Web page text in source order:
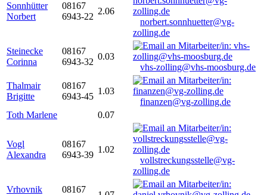
Sonnhütter
Norbert
08167
6943-22
2.06
norbert.sonnhuetter@vg-
zolling.de
Steinecke
Corinna
08167
6943-32
0.03
vhs-zolling@vhs-moosburg.de
Thalmair
Brigitte
08167
6943-45
1.03
finanzen@vg-zolling.de
Toth Marlene
0.07
Vogl
Alexandra
08167
6943-39
1.02
vollstreckungsstelle@vg-
zolling.de
Vrhovnik
08167